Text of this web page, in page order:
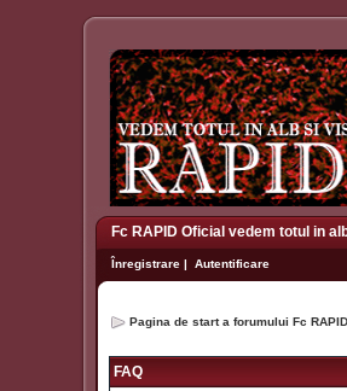
Fc RAPID Oficial vedem totul in
Înregistrare | Autentificare
Pagina de start a forumului Fc
FAQ